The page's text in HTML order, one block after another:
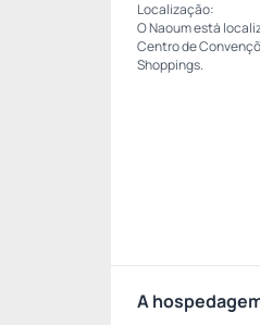
Localização:
O Naoum está
Centro de
Shoppings.
A